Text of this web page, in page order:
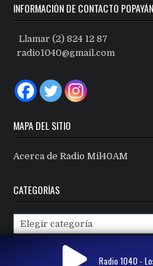
INFORMACIÓN DE CONTACTO POPAYÁN
Llamar (2) 824 12 87
radio1040@gmail.com
MAPA DEL SITIO
Acerca de Radio Mil40AM
CATEGORÍAS
Categorías
Radio 1040 -